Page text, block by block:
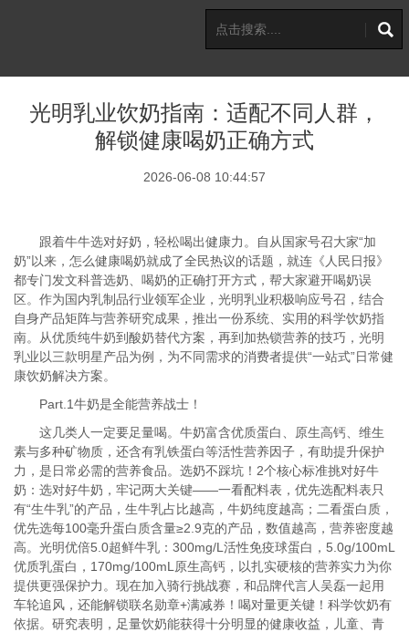
光明乳业饮奶指南：适配不同人群，
解锁健康喝奶正确方式
2026-06-08 10:44:57
跟着牛牛选对好奶，轻松喝出健康力。自从国家号召大家“加
奶”以来，怎么健康喝奶就成了全民热议的话题，就连《人民日报》
都专门发文科普选奶、喝奶的正确打开方式，帮大家避开喝奶误
区。作为国内乳制品行业领军企业，光明乳业积极响应号召，结合
自身产品矩阵与营养研究成果，推出一份系统、实用的科学饮奶指
南。从优质纯牛奶到酸奶替代方案，再到加热锁营养的技巧，光明
乳业以三款明星产品为例，为不同需求的消费者提供“一站式”日常健
康饮奶解决方案。
Part.1牛奶是全能营养战士！
这几类人一定要足量喝。牛奶富含优质蛋白、原生高钙、维生
素与多种矿物质，还含有乳铁蛋白等活性营养因子，有助提升保护
力，是日常必需的营养食品。选奶不踩坑！2个核心标准挑对好牛
奶：选对好牛奶，牢记两大关键——一看配料表，优先选配料表只
有“生牛乳”的产品，生牛乳占比越高，牛奶纯度越高；二看蛋白质，
优先选每100毫升蛋白质含量≥2.9克的产品，数值越高，营养密度越
高。光明优倍5.0超鲜牛乳：300mg/L活性免疫球蛋白，5.0g/100mL
优质乳蛋白，170mg/100mL原生高钙，以扎实硬核的营养实力为你
提供更强保护力。现在加入骑行挑战赛，和品牌代言人吴磊一起用
车轮追风，还能解锁联名勋章+满减券！喝对量更关键！科学饮奶有
依据。研究表明，足量饮奶能获得十分明显的健康收益，儿童、青